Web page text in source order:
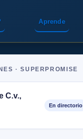
Aprende
· SUPERPROMISE
C.v.,
En directorio